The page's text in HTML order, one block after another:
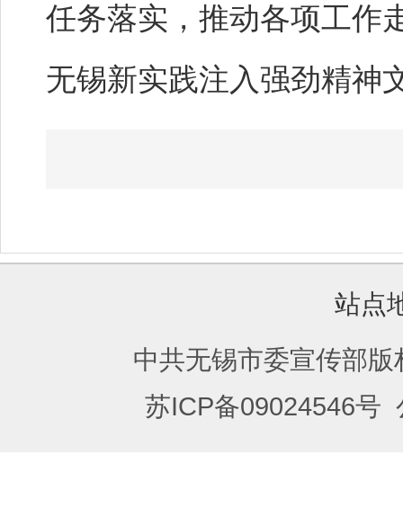
任务落实，推动各项工作
无锡新实践注入强劲精神
站点
中共无锡市委宣传部
苏ICP备09024546号